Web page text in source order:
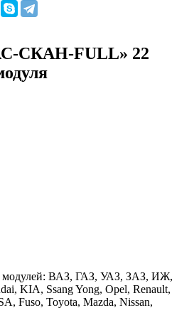
СКАН-FULL» 22
модулей: ВАЗ, ГАЗ, УАЗ, ЗАЗ, ИЖ,
KIA, Ssang Yong, Opel, Renault,
Fuso, Toyota, Mazda, Nissan,